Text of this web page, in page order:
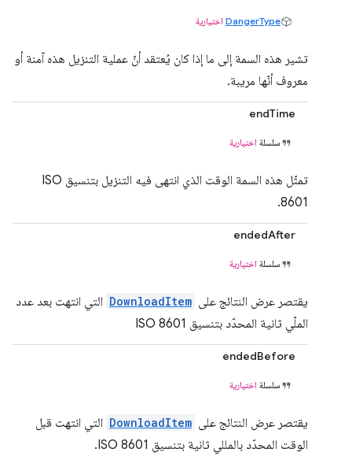
DangerType اختيارية
تشير هذه السمة إلى ما إذا كان يُعتقد أنّ عملية التنزيل هذه آمنة أو
معروف أنّها مريبة.
endTime
سلسلة اختيارية
تمثّل هذه السمة الوقت الذي انتهى فيه التنزيل بتنسيق ISO
8601.
endedAfter
سلسلة اختيارية
يقتصر عرض النتائج على DownloadItem التي انتهت بعد عدد
الملّي ثانية المحدّد بتنسيق ISO 8601
endedBefore
سلسلة اختيارية
يقتصر عرض النتائج على DownloadItem التي انتهت قبل
الوقت المحدّد بالمللي ثانية بتنسيق ISO 8601.